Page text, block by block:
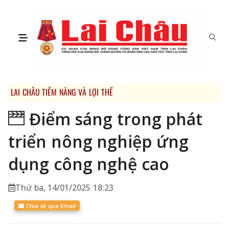
LAI CHÂU TIỀM NĂNG VÀ LỢI THẾ
Điểm sáng trong phát
triển nông nghiệp ứng
dụng công nghệ cao
Thứ ba, 14/01/2025 18:23
Chia sẻ qua Email